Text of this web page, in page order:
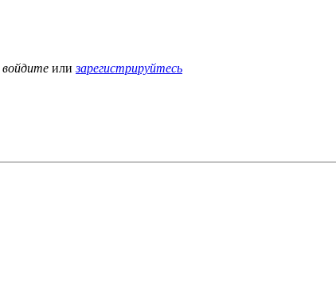
войдите илизарегистрируйтесь